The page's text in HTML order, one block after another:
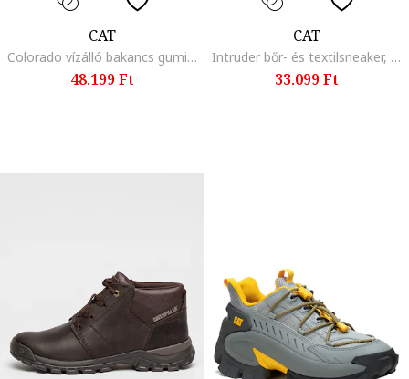
CAT
Colorado vízálló bakancs gumi és nyersbőr részletekkel, Fekete/Khaki
48.199 Ft
CAT
Intruder bőr- és textilsneaker, Fekete
33.099 Ft